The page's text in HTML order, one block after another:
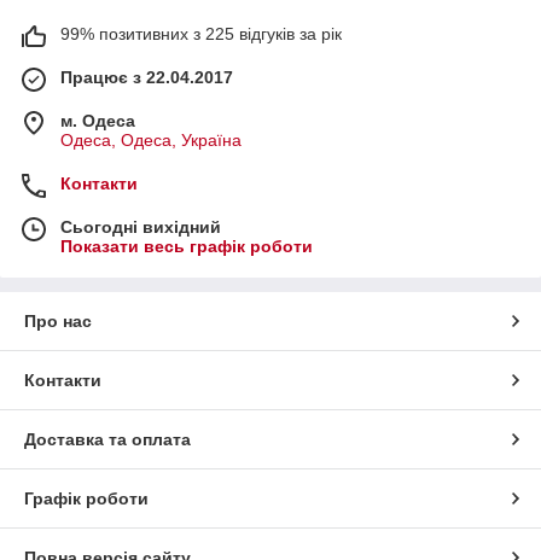
99% позитивних з 225 відгуків за рік
Працює з 22.04.2017
м. Одеса
Одеса, Одеса, Україна
Контакти
Сьогодні вихідний
Показати весь графік роботи
Про нас
Контакти
Доставка та оплата
Графік роботи